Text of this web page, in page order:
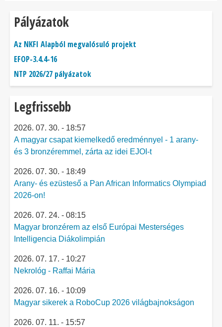
Pályázatok
Az NKFI Alapból megvalósuló projekt
EFOP-3.4.4-16
NTP 2026/27 pályázatok
Legfrissebb
2026. 07. 30. - 18:57
A magyar csapat kiemelkedő eredménnyel - 1 arany-
és 3 bronzéremmel, zárta az idei EJOI-t
2026. 07. 30. - 18:49
Arany- és ezüsteső a Pan African Informatics Olympiad
2026-on!
2026. 07. 24. - 08:15
Magyar bronzérem az első Európai Mesterséges
Intelligencia Diákolimpián
2026. 07. 17. - 10:27
Nekrológ - Raffai Mária
2026. 07. 16. - 10:09
Magyar sikerek a RoboCup 2026 világbajnokságon
2026. 07. 11. - 15:57